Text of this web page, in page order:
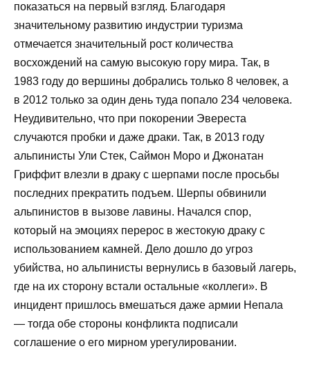
показаться на первый взгляд. Благодаря
значительному развитию индустрии туризма
отмечается значительный рост количества
восхождений на самую высокую гору мира. Так, в
1983 году до вершины добрались только 8 человек, а
в 2012 только за один день туда попало 234 человека.
Неудивительно, что при покорении Эвереста
случаются пробки и даже драки. Так, в 2013 году
альпинисты Ули Стек, Саймон Моро и Джонатан
Гриффит влезли в драку с шерпами после просьбы
последних прекратить подъем. Шерпы обвинили
альпинистов в вызове лавины. Начался спор,
который на эмоциях перерос в жестокую драку с
использованием камней. Дело дошло до угроз
убийства, но альпинисты вернулись в базовый лагерь,
где на их сторону встали остальные «коллеги». В
инцидент пришлось вмешаться даже армии Непала
— тогда обе стороны конфликта подписали
соглашение о его мирном урегулировании.